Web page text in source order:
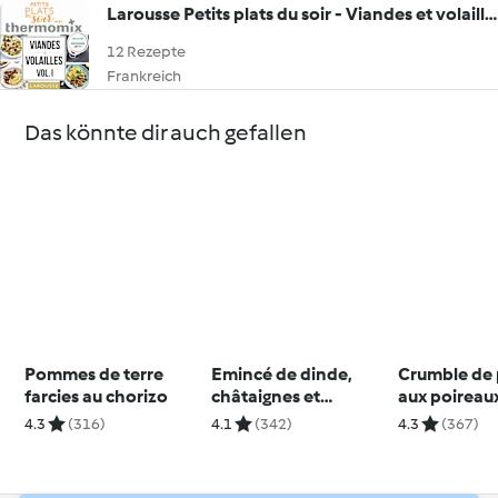
Larousse Petits plats du soir - Viandes et volailles Vol.I
12 Rezepte
Frankreich
Das könnte dir auch gefallen
Pommes de terre
farcies au chorizo
4.3 (316)
Emincé de dinde,
châtaignes et
champignons
4.1 (342)
Crumble
aux
4.3 (367)